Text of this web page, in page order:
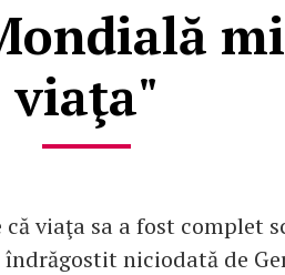
viaţa"
viaţa sa a fost complet
niciodată de